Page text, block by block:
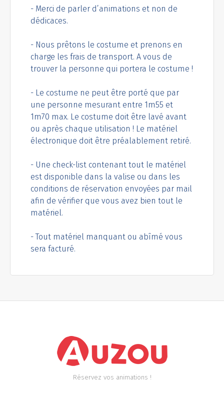
- Merci de parler d’animations et non de
dédicaces.
- Nous prêtons le costume et prenons en
charge les frais de transport. A vous de
trouver la personne qui portera le costume !
- Le costume ne peut être porté que par
une personne mesurant entre 1m55 et
1m70 max. Le costume doit être lavé avant
ou après chaque utilisation ! Le matériel
électronique doit être préalablement retiré.
- Une check-list contenant tout le matériel
est disponible dans la valise ou dans les
conditions de réservation envoyées par mail
afin de vérifier que vous avez bien tout le
matériel.
- Tout matériel manquant ou abîmé vous
sera facturé.
Réservez vos animations !